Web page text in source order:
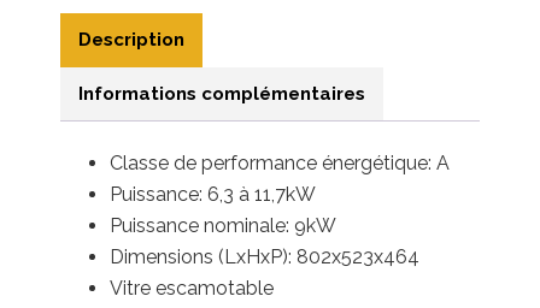
Description
Informations complémentaires
Classe de performance énergétique: A
Puissance: 6,3 à 11,7kW
Puissance nominale: 9kW
Dimensions (LxHxP): 802x523x464
Vitre escamotable